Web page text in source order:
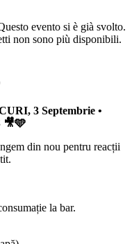
evento si è già svolto.
non sono più disponibili.
3 Septembrie •
🎥🩵
din nou pentru reacții
la bar.